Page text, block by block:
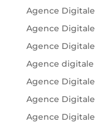
Agence
Agence
Agence
Agence
Agence
Agence
Agence